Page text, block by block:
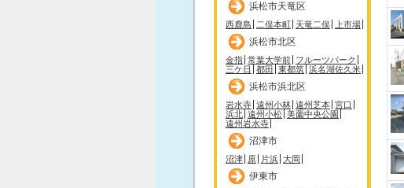
浜松市天竜区
西鹿島 二俣本町 天竜二俣 上市場
浜松市北区
金指 常葉大学前 フルーツパーク
三ケ日
都田 東都筑 浜名湖佐久米
浜松市浜北区
岩水寺 遠州小林 遠州芝本 宮口
浜北 遠州小松 美薗中央公園
遠州岩水寺
沼津市
沼津 原 片浜 大岡
伊東市